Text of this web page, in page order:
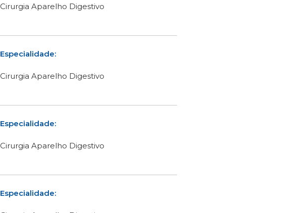
Cirurgia Aparelho Digestivo
Especialidade:
Cirurgia Aparelho Digestivo
Especialidade:
Cirurgia Aparelho Digestivo
Especialidade: